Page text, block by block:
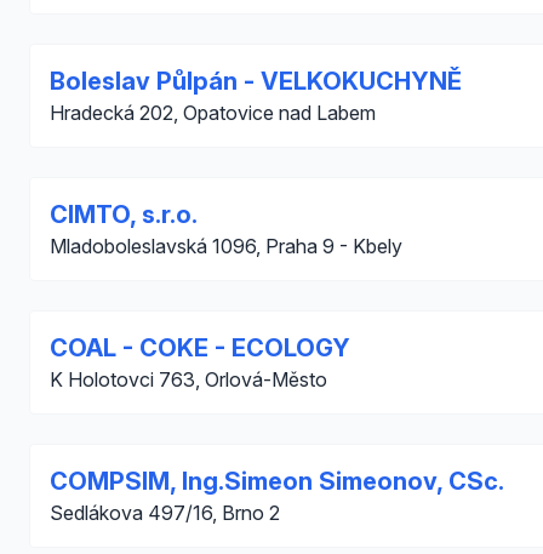
Boleslav Půlpán - VELKOKUCHYNĚ
Hradecká 202, Opatovice nad Labem
CIMTO, s.r.o.
Mladoboleslavská 1096, Praha 9 - Kbely
COAL - COKE - ECOLOGY
K Holotovci 763, Orlová-Město
COMPSIM, Ing.Simeon Simeonov, CSc.
Sedlákova 497/16, Brno 2